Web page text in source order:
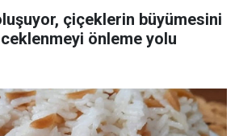
çiçeklerin büyümesini
önleme yolu